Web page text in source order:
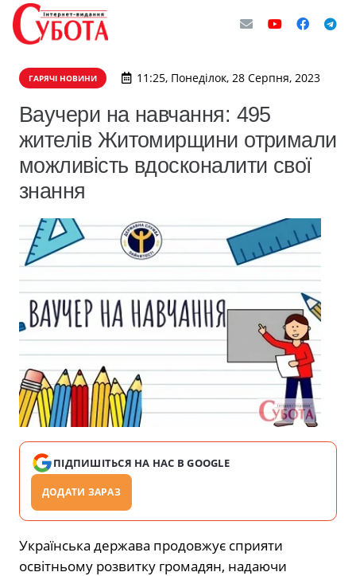
ГАРЯЧІ НОВИНИ 11:25, Понеділок, 28 Серпня, 2023
Ваучери на навчання: 495
жителів Житомирщини отримали
можливість вдосконалити свої
знання
ПІДПИШІТЬСЯ НА НАС В GOOGLE
ДОДАТИ ЗАРАЗ
Українська держава продовжує сприяти
освітньому розвитку громадян, надаючи